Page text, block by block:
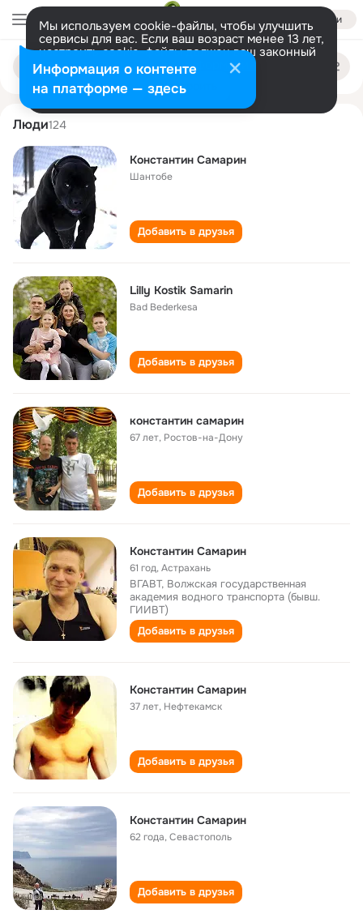
Войти
Мы используем cookie-файлы, чтобы улучшить
сервисы для вас. Если ваш возраст менее 13 лет,
настроить cookie-файлы должен ваш законный
представитель. Больше информации
Разрешить все Настроить
Поиск
людям
konstantin samarin
Люди124
Константин Самарин
Шантобе
Добавить в друзья
Lilly Kostik Samarin
Bad Bederkesa
Добавить в друзья
константин самарин
67 лет, Ростов-на-Дону
Добавить в друзья
Константин Самарин
61 год,Астрахань
ВГАВТ, Волжская государственная
академия водного транспорта (бывш.
ГИИВТ)
Добавить в друзья
Константин Самарин
37 лет, Нефтекамск
Добавить в друзья
Константин Самарин
62 года,Севастополь
Добавить в друзья
Информация о контенте
на платформе — здесь